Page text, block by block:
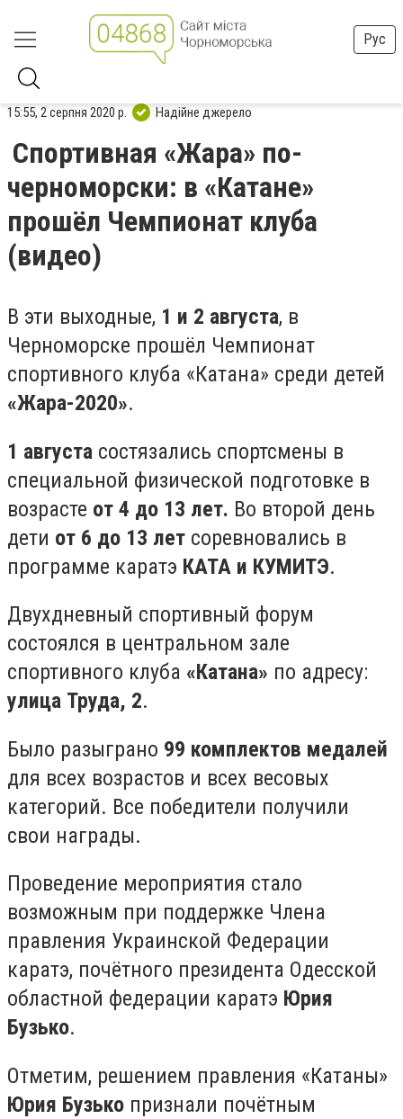
Рус
15:55, 2 серпня 2020 р. Надійне джерело
Спортивная «Жара» по-
черноморски: в «Катане»
прошёл Чемпионат клуба
(видео)
В эти выходные, 1 и 2 августа, в
Черноморске прошёл Чемпионат
спортивного клуба «Катана» среди детей
«Жара-2020».
1 августа состязались спортсмены в
специальной физической подготовке в
возрасте от 4 до 13 лет. Во второй день
дети от 6 до 13 лет соревновались в
программе каратэ КАТА и КУМИТЭ.
Двухдневный спортивный форум
состоялся в центральном зале
спортивного клуба «Катана» по адресу:
улица Труда, 2.
Было разыграно 99 комплектов медалей
для всех возрастов и всех весовых
категорий. Все победители получили
свои награды.
Проведение мероприятия стало
возможным при поддержке Члена
правления Украинской Федерации
каратэ, почётного президента Одесской
областной федерации каратэ Юрия
Бузько.
Отметим, решением правления «Катаны»
Юрия Бузько признали почётным